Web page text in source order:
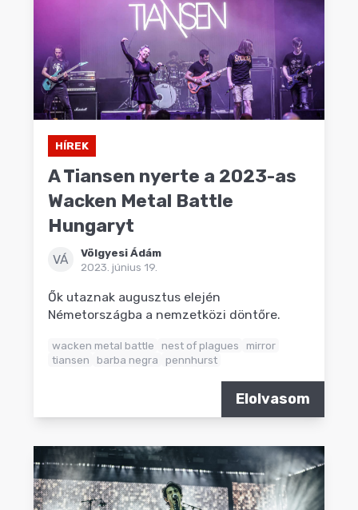
HÍREK
A Tiansen nyerte a 2023-as
Wacken Metal Battle
Hungaryt
VÁ
Völgyesi Ádám
2023. június 19.
Ők utaznak augusztus elején
Németországba a nemzetközi döntőre.
wacken metal battle nest of plagues
mirror
tiansen
barba negra pennhurst
Elolvasom